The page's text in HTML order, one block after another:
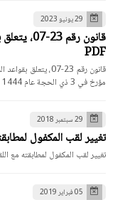
29 يونيو 2023
قانون
PDF
مؤرخ في 3 ذي الحجة عام 1444 الموا…
29 سبتمبر 2018
تغيير لقب المكفول
تغيير لقب المكفول لمطابقته مع
05 فبراير 2019